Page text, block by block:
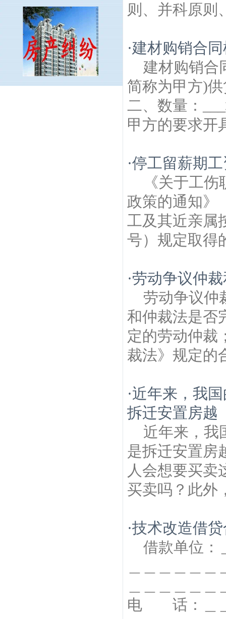
则、并科原则
·建材购销合
建材购销合
简称为甲方)
二、数量：
甲方的要求开
·停工留薪期
《关于工
政策的通知》
工及其近亲属
号）规定取得
·劳动争议仲
劳动争议仲
和仲裁法是否
定的劳动仲裁
裁法》规定的
·近年来，我
拆迁安置房越
近年来，我
是拆迁安置房
人会想要买卖
买卖吗？此外
·技术改造借
借款单位：
电 话：＿＿